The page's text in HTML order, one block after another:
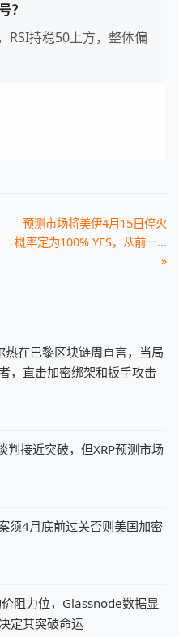
？
RSI持稳50上方，整体偏
预测市场将美伊4月15日停火
概率定为100% YES，从前一...
»
热在巴黎区块链周直言，当局
，直击加密绑架和扳手攻击
接近突破，但XRP预测市场
须4月底前过关否则美国加密
阻力位，Glassnode数据显
定其突破命运